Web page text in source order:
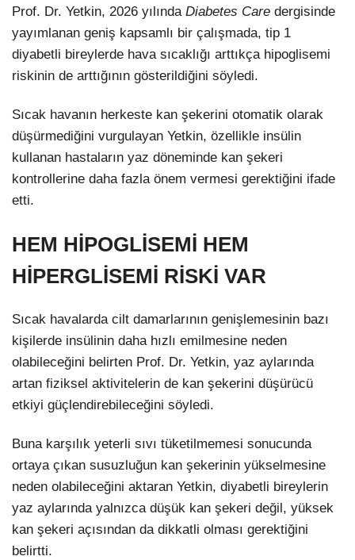
Prof. Dr. Yetkin, 2026 yılında Diabetes Care dergisinde
yayımlanan geniş kapsamlı bir çalışmada, tip 1
diyabetli bireylerde hava sıcaklığı arttıkça hipoglisemi
riskinin de arttığının gösterildiğini söyledi.
Sıcak havanın herkeste kan şekerini otomatik olarak
düşürmediğini vurgulayan Yetkin, özellikle insülin
kullanan hastaların yaz döneminde kan şekeri
kontrollerine daha fazla önem vermesi gerektiğini ifade
etti.
HEM HİPOGLİSEMİ HEM
HİPERGLİSEMİ RİSKİ VAR
Sıcak havalarda cilt damarlarının genişlemesinin bazı
kişilerde insülinin daha hızlı emilmesine neden
olabileceğini belirten Prof. Dr. Yetkin, yaz aylarında
artan fiziksel aktivitelerin de kan şekerini düşürücü
etkiyi güçlendirebileceğini söyledi.
Buna karşılık yeterli sıvı tüketilmemesi sonucunda
ortaya çıkan susuzluğun kan şekerinin yükselmesine
neden olabileceğini aktaran Yetkin, diyabetli bireylerin
yaz aylarında yalnızca düşük kan şekeri değil, yüksek
kan şekeri açısından da dikkatli olması gerektiğini
belirtti.